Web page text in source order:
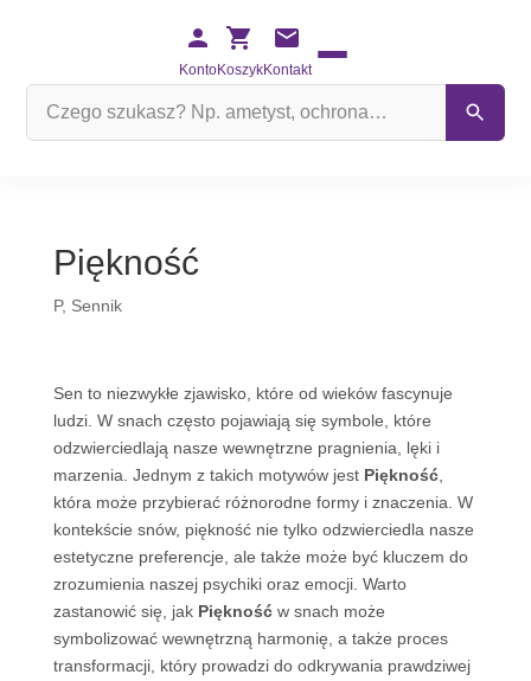
KontoKoszykKontakt
Piękność
P, Sennik
Sen to niezwykłe zjawisko, które od wieków fascynuje
ludzi. W snach często pojawiają się symbole, które
odzwierciedlają nasze wewnętrzne pragnienia, lęki i
marzenia. Jednym z takich motywów jest Piękność,
która może przybierać różnorodne formy i znaczenia. W
kontekście snów, piękność nie tylko odzwierciedla nasze
estetyczne preferencje, ale także może być kluczem do
zrozumienia naszej psychiki oraz emocji. Warto
zastanowić się, jak Pięknośćw snach może
symbolizować wewnętrzną harmonię, a także proces
transformacji, który prowadzi do odkrywania prawdziwej